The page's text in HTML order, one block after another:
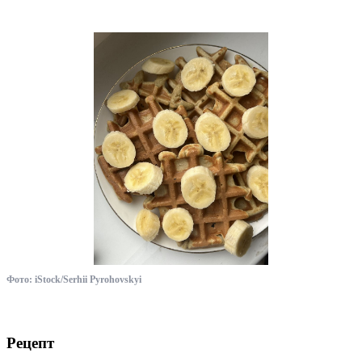
Фото: iStock/Serhii Pyrohovskyi
Рецепт